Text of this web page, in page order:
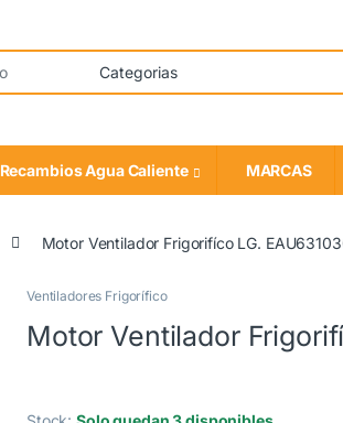
Recambios Agua Caliente MARCAS
Motor Ventilador Frigorifíco LG.
Ventiladores Frigorífico
Motor Ventilador